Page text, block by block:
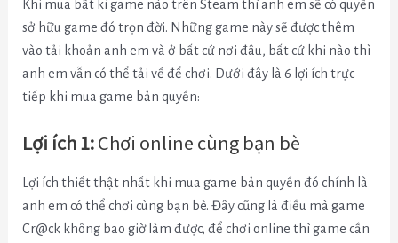
Khi mua bất kì game nào trên Steam thì anh em sẽ có quyền
sở hữu game đó trọn đời. Những game này sẽ được thêm
vào tải khoản anh em và ở bất cứ nơi đâu, bất cứ khi nào thì
anh em vẫn có thể tải về để chơi. Dưới đây là 6 lợi ích trực
tiếp khi mua game bản quyền:
Lợi ích 1:Chơi online cùng bạn bè
Lợi ích thiết thật nhất khi mua game bản quyền đó chính là
anh em có thể chơi cùng bạn bè. Đây cũng là điều mà game
Cr@ck không bao giờ làm được, để chơi online thì game cần